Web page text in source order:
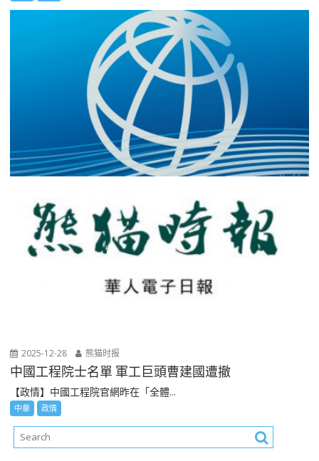
2025-12-28 熊猫时报
中國工程院士名單 軍工巨頭曹建國遭撤
【政情】中國工程院官網昨在「全體...
中華 政情